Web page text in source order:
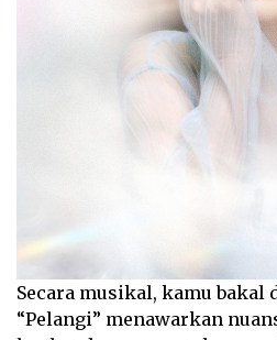
Secara musikal, kamu bakal
“Pelangi” menawarkan